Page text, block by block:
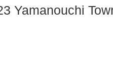
Yamanouchi